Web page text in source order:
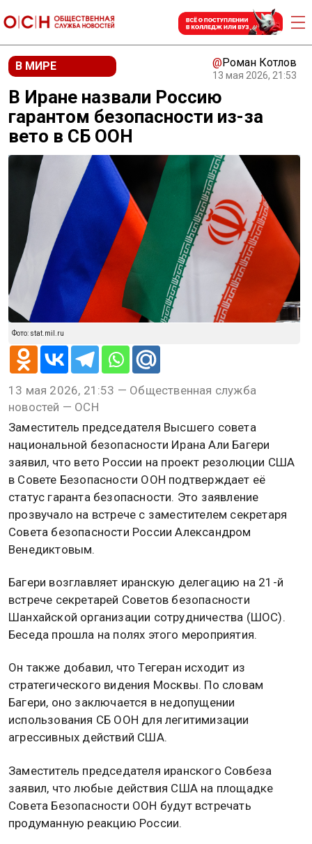
В МИРЕ @Роман Котлов
13 мая 2026, 21:53
В Иране назвали Россию
гарантом безопасности из-за
вето в СБ ООН
Фото: stat.mil.ru
13 мая 2026, 21:53 — Общественная служба
новостей — ОСН
Заместитель председателя Высшего совета
национальной безопасности Ирана Али Багери
заявил, что вето России на проект резолюции США
в Совете Безопасности ООН подтверждает её
статус гаранта безопасности. Это заявление
прозвучало на встрече с заместителем секретаря
Совета безопасности России Александром
Венедиктовым.
Багери возглавляет иранскую делегацию на 21-й
встрече секретарей Советов безопасности
Шанхайской организации сотрудничества (ШОС).
Беседа прошла на полях этого мероприятия.
Он также добавил, что Тегеран исходит из
стратегического видения Москвы. По словам
Багери, оно заключается в недопущении
использования СБ ООН для легитимизации
агрессивных действий США.
Заместитель председателя иранского Совбеза
заявил, что любые действия США на площадке
Совета Безопасности ООН будут встречать
продуманную реакцию России.